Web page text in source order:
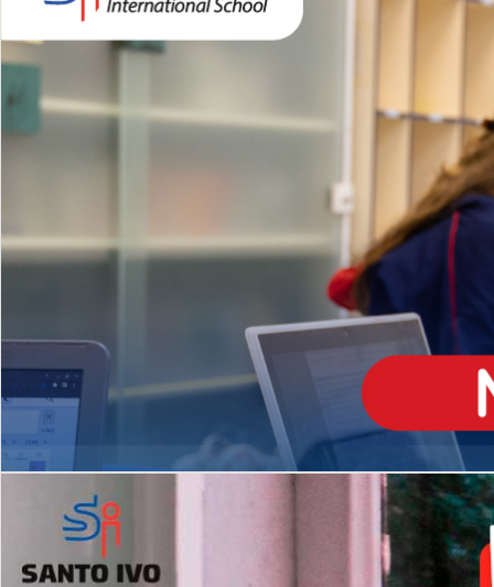
Matrículas Abertas 2026
EDUCAÇÃO INFANTIL
Inglês todos os dias
MÉDIO
igh School
Dupla Diplomação
2º AO 5º ANO FUNDAMENTAL